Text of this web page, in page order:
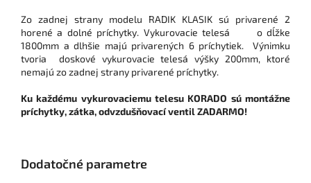
Zo zadnej strany modelu RADIK KLASIK sú privarené 2
horené a dolné príchytky. Vykurovacie telesá o dĺžke
1800mm a dlhšie majú privarených 6 príchytiek. Výnimku
tvoria doskové vykurovacie telesá výšky 200mm, ktoré
nemajú zo zadnej strany privarené príchytky.
Ku každému vykurovaciemu telesu KORADO sú montážne
príchytky, zátka, odvzdušňovací ventil ZADARMO!
Dodatočné parametre